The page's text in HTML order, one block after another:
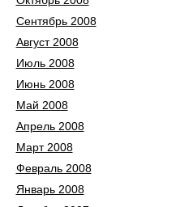
Сентябрь 2008
Август 2008
Июль 2008
Июнь 2008
Май 2008
Апрель 2008
Март 2008
Февраль 2008
Январь 2008